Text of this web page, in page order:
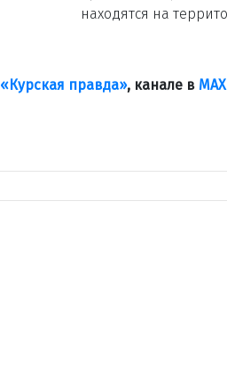
находятся на
«Курская правда», канале в МАХ